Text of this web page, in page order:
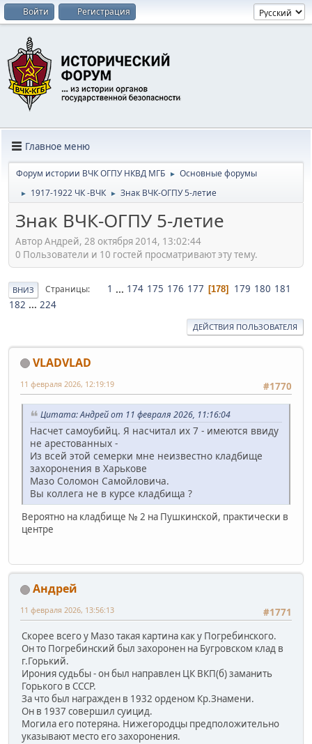
Войти Регистрация
Главное меню
Форум истории ВЧК ОГПУ НКВД МГБ ► Основные форумы
► 1917-1922 ЧК -ВЧК ► Знак ВЧК-ОГПУ 5-летие
Знак ВЧК-ОГПУ 5-летие
Автор Андрей, 28 октября 2014, 13:02:44
0 Пользователи и 10 гостей просматривают эту тему.
ВНИЗ Страницы 1 ... 174 175 176 177 178 179 180 181
182 ... 224
ДЕЙСТВИЯ ПОЛЬЗОВАТЕЛЯ
VLADVLAD
#1770
11 февраля 2026, 12:19:19
Цитата: Андрей от 11 февраля 2026, 11:16:04
Насчет самоубийц. Я насчитал их 7 - имеются ввиду
не арестованных -
Из всей этой семерки мне неизвестно кладбище
захоронения в Харькове
Мазо Соломон Самойловича.
Вы коллега не в курсе кладбища ?
Вероятно на кладбище № 2 на Пушкинской, практически в
центре
Андрей
#1771
11 февраля 2026, 13:56:13
Скорее всего у Мазо такая картина как у Погребинского.
Он то Погребинский был захоронен на Бугровском клад в
г.Горький.
Ирония судьбы - он был направлен ЦК ВКП(б) заманить
Горького в СССР.
За что был награжден в 1932 орденом Кр.Знамени.
Он в 1937 совершил суицид.
Могила его потеряна. Нижегородцы предположительно
указывают место его захоронения.